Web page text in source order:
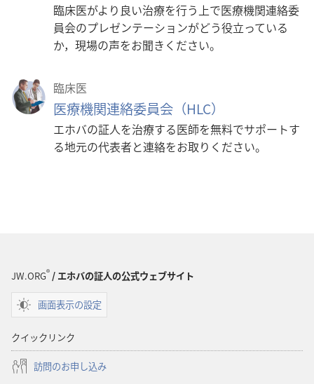
臨床医がより良い治療を行う上で医療機関連絡委
員会のプレゼンテーションがどう役立っている
か，現場の声をお聞きください。
臨床医
医療機関連絡委員会（HLC）
エホバの証人を治療する医師を無料でサポートす
る地元の代表者と連絡をお取りください。
JW.ORG®/ エホバの証人の公式ウェブサイト
画面表示の設定
クイックリンク
訪問のお申し込み